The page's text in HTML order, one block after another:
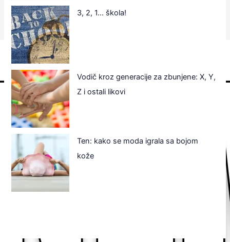
3, 2, 1… škola!
Vodič kroz generacije za zbunjene: X, Y,
Z i ostali likovi
Ten: kako se moda igrala sa bojom
kože